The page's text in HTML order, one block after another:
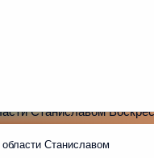
Станиславом